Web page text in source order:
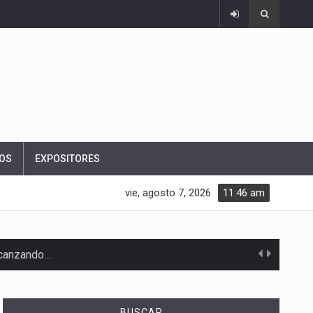
EXPOSITORES
11:46 am
vie, agosto 7, 2026